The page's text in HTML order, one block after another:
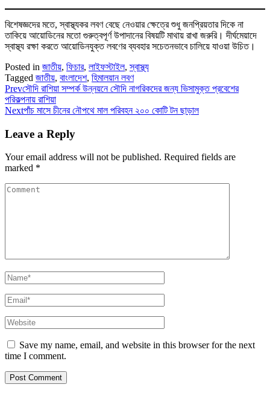
বিশেষজ্ঞদের মতে, স্বাস্থ্যকর লবণ বেছে নেওয়ার ক্ষেত্রে শুধু জনপ্রিয়তার দিকে না
তাকিয়ে আয়োডিনের মতো গুরুত্বপূর্ণ উপাদানের বিষয়টি মাথায় রাখা জরুরি। দীর্ঘমেয়াদে
স্বাস্থ্য রক্ষা করতে আয়োডিনযুক্ত লবণের ব্যবহার সচেতনভাবে চালিয়ে যাওয়া উচিত।
Posted in জাতীয়, ফিচার, লাইফস্টাইল,স্বাস্থ্য
Tagged জাতীয়, বাংলাদেশ, হিমালয়ান লবণ
Prevসৌদি রাশিয়া সম্পর্ক উন্নয়নে সৌদি নাগরিকদের জন্য ভিসামুক্ত প্রবেশের
পরিকল্পনায় রাশিয়া
Nextপাঁচ মাসে চীনের নৌপথে মাল পরিবহন ২০০ কোটি টন ছাড়াল
Leave a Reply
Your email address will not be published. Required fields are
marked *
Save my name, email, and website in this browser for the next
time I comment.